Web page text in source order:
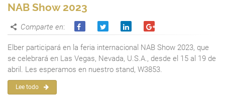
NAB Show 2023
Comparte en:
Elber participará en la feria internacional NAB Show 2023, que
se celebrará en Las Vegas, Nevada, U.S.A., desde el 15 al 19 de
abril. Les esperamos en nuestro stand, W3853.
Lee todo